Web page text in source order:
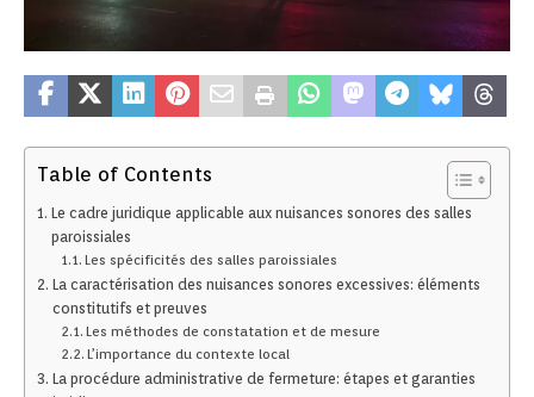
Table of Contents
Le cadre juridique applicable aux nuisances sonores des salles
paroissiales
Les spécificités des salles paroissiales
La caractérisation des nuisances sonores excessives: éléments
constitutifs et preuves
Les méthodes de constatation et de mesure
L’importance du contexte local
La procédure administrative de fermeture: étapes et garanties